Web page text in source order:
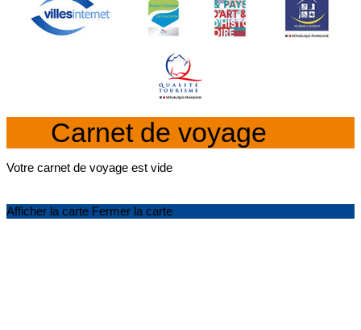
Carnet de voyage
Votre carnet de voyage est vide
Afficher la carte Fermer la carte